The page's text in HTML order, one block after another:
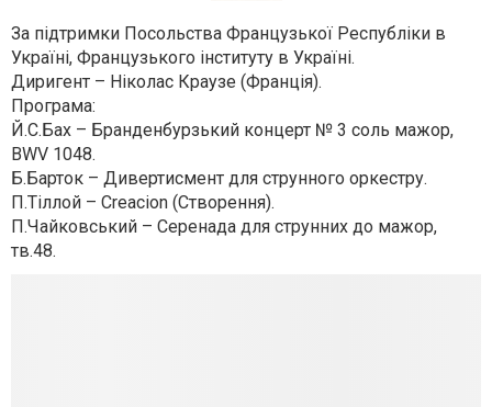
За підтримки Посольства Французької Республіки в
Україні, Французького інституту в Україні.
Диригент – Ніколас Краузе (Франція).
Програма:
Й.С.Бах – Бранденбурзький концерт № 3 соль мажор,
BWV 1048.
Б.Барток – Дивертисмент для струнного оркестру.
П.Тіллой – Creacion (Створення).
П.Чайковський – Серенада для струнних до мажор,
тв.48.